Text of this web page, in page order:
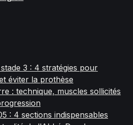
3 : 4 stratégies pour
éviter la prothèse
: technique, muscles sollicités
: 4 sections indispensables